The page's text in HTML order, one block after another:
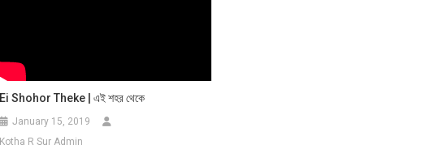
Ei Shohor Theke | এই শহর থেকে
January 15, 2019
Kotha R Sur Admin